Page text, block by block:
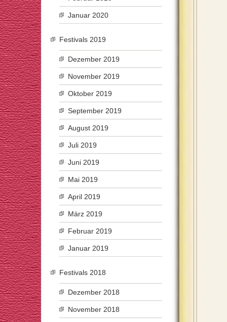
Januar 2020
Festivals 2019
Dezember 2019
November 2019
Oktober 2019
September 2019
August 2019
Juli 2019
Juni 2019
Mai 2019
April 2019
März 2019
Februar 2019
Januar 2019
Festivals 2018
Dezember 2018
November 2018